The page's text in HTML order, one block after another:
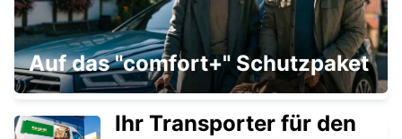
IZMIR ADNAN MENDERES FLUGHAFEN
IZMIR - TURKEY
Auf das "comfort+" Schutzpaket
Ihr Transporter für den